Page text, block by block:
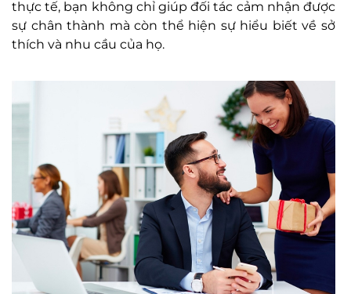
thực tế, bạn không chỉ giúp đối tác cảm nhận được
sự chân thành mà còn thể hiện sự hiểu biết về sở
thích và nhu cầu của họ.